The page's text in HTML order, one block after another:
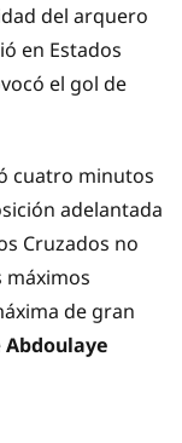
del arquero
en Estados
el gol de
cuatro minutos
adelantada
Cruzados no
máximos
de gran
Abdoulaye